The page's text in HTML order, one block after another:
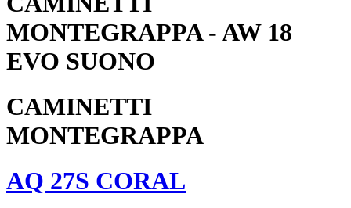
MONTEGRAPPA - AW 18
EVO SUONO
CAMINETTI
MONTEGRAPPA
AQ 27S CORAL